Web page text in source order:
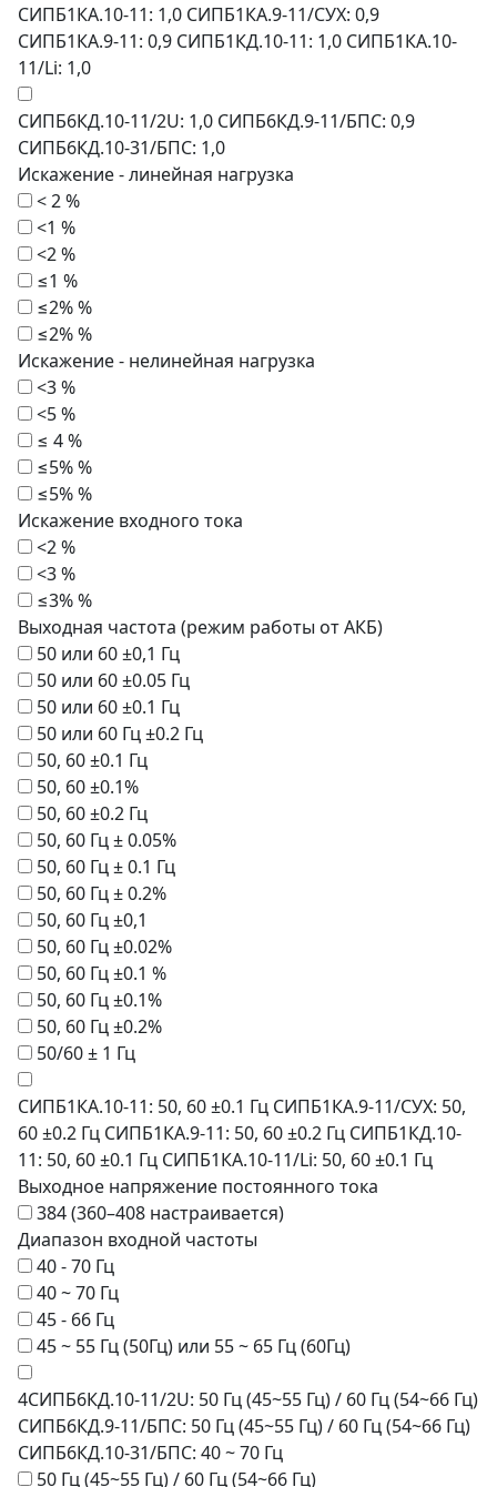
СИПБ1КА.10-11: 1,0 СИПБ1КА.9-11/СУХ: 0,9
СИПБ1КА.9-11: 0,9 СИПБ1КД.10-11: 1,0 СИПБ1КА.10-
11/Li: 1,0
СИПБ6КД.10-11/2U: 1,0 СИПБ6КД.9-11/БПС: 0,9
СИПБ6КД.10-31/БПС: 1,0
Искажение - линейная нагрузка
< 2 %
<1 %
<2 %
≤1 %
≤2% %
≤2% %
Искажение - нелинейная нагрузка
<3 %
<5 %
≤ 4 %
≤5% %
≤5% %
Искажение входного тока
<2 %
<3 %
≤3% %
Выходная частота (режим работы от АКБ)
50 или 60 ±0,1 Гц
50 или 60 ±0.05 Гц
50 или 60 ±0.1 Гц
50 или 60 Гц ±0.2 Гц
50, 60 ±0.1 Гц
50, 60 ±0.1%
50, 60 ±0.2 Гц
50, 60 Гц ± 0.05%
50, 60 Гц ± 0.1 Гц
50, 60 Гц ± 0.2%
50, 60 Гц ±0,1
50, 60 Гц ±0.02%
50, 60 Гц ±0.1 %
50, 60 Гц ±0.1%
50, 60 Гц ±0.2%
50/60 ± 1 Гц
СИПБ1КА.10-11: 50, 60 ±0.1 Гц СИПБ1КА.9-11/СУХ: 50,
60 ±0.2 Гц СИПБ1КА.9-11: 50, 60 ±0.2 Гц СИПБ1КД.10-
11: 50, 60 ±0.1 Гц СИПБ1КА.10-11/Li: 50, 60 ±0.1 Гц
Выходное напряжение постоянного тока
384 (360–408 настраивается)
Диапазон входной частоты
40 - 70 Гц
40 ~ 70 Гц
45 - 66 Гц
45 ~ 55 Гц (50Гц) или 55 ~ 65 Гц (60Гц)
4СИПБ6КД.10-11/2U: 50 Гц (45~55 Гц) / 60 Гц (54~66 Гц)
СИПБ6КД.9-11/БПС: 50 Гц (45~55 Гц) / 60 Гц (54~66 Гц)
СИПБ6КД.10-31/БПС: 40 ~ 70 Гц
50 Гц (45~55 Гц) / 60 Гц (54~66 Гц)